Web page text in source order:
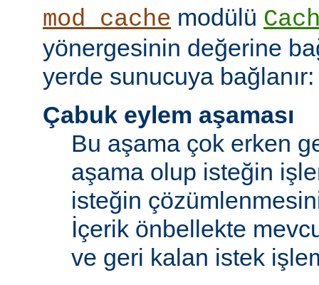
mod_cache modülü
yönergesinin değerine
yerde sunucuya bağlanır:
Çabuk eylem aşaması
Bu aşama çok erken
aşama olup isteğin
isteğin
İçerik önbellekte
ve geri kalan istek